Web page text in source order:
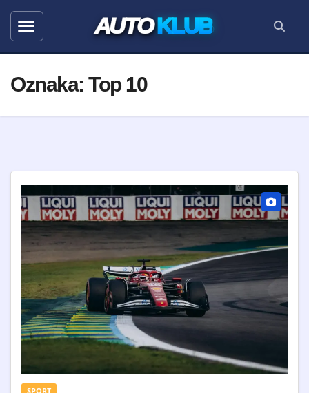
AUTOKLUB
Oznaka: Top 10
SPORT